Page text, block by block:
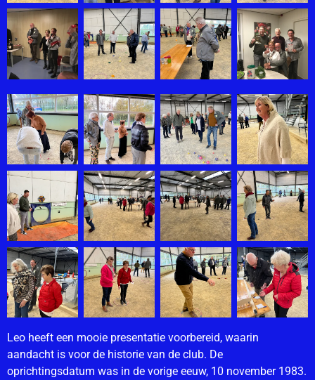
Leo heeft een mooie presentatie voorbereid, waarin
aandacht is voor de historie van de club. De
oprichtingsdatum was in de vorige eeuw, 10 november 1983.